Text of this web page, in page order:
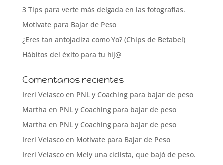
3 Tips para verte más delgada en las fotografías.
Motívate para Bajar de Peso
¿Eres tan antojadiza como Yo? (Chips de Betabel)
Hábitos del éxito para tu hij@
Comentarios recientes
Ireri Velascoen PNL y Coaching para bajar de peso
Martha en PNL y Coaching para bajar de peso
Martha en PNL y Coaching para bajar de peso
Ireri Velascoen Motívate para Bajar de Peso
Ireri Velascoen Mely una ciclista, que bajó de peso.